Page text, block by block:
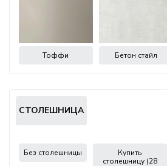
Тоффи Бетон стайл
СТОЛЕШНИЦА
Без столешницы
Купить
столешницу (28